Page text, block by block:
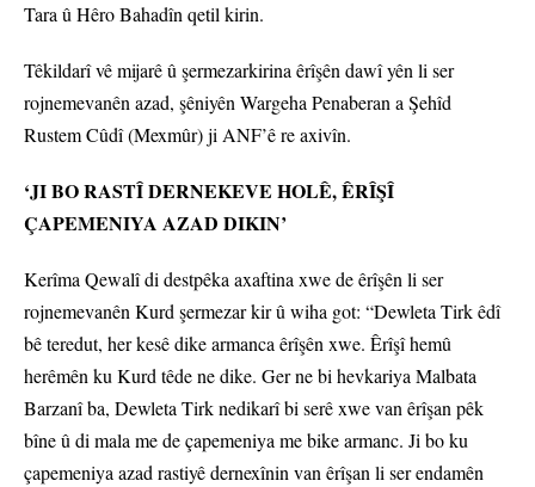
Tara û Hêro Bahadîn qetil kirin.
Têkildarî vê mijarê û şermezarkirina êrîşên dawî yên li ser
rojnemevanên azad, şêniyên Wargeha Penaberan a Şehîd
Rustem Cûdî (Mexmûr) ji ANF’ê re axivîn.
‘JI BO RASTÎ DERNEKEVE HOLÊ, ÊRÎŞÎ
ÇAPEMENIYA AZAD DIKIN’
Kerîma Qewalî di destpêka axaftina xwe de êrîşên li ser
rojnemevanên Kurd şermezar kir û wiha got: “Dewleta Tirk êdî
bê teredut, her kesê dike armanca êrîşên xwe. Êrîşî hemû
herêmên ku Kurd têde ne dike. Ger ne bi hevkariya Malbata
Barzanî ba, Dewleta Tirk nedikarî bi serê xwe van êrîşan pêk
bîne û di mala me de çapemeniya me bike armanc. Ji bo ku
çapemeniya azad rastiyê dernexînin van êrîşan li ser endamên